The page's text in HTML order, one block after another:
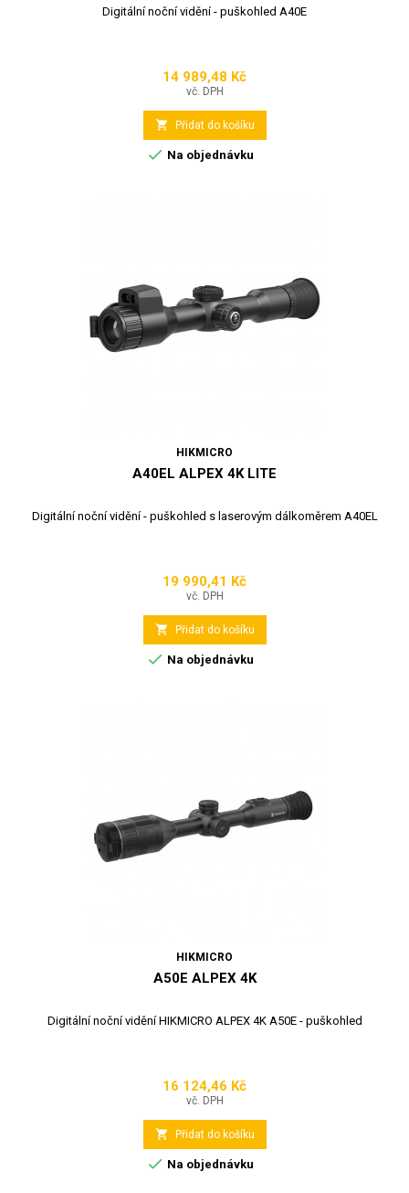
Digitální noční vidění - puškohled A40E
Cena
14 989,48 Kč
vč. DPH
 Přidat do košíku
 Na objednávku
HIKMICRO
A40EL ALPEX 4K LITE
Digitální noční vidění - puškohled s laserovým dálkoměrem A40EL
Cena
19 990,41 Kč
vč. DPH
 Přidat do košíku
 Na objednávku
HIKMICRO
A50E ALPEX 4K
Digitální noční vidění HIKMICRO ALPEX 4K A50E - puškohled
Cena
16 124,46 Kč
vč. DPH
 Přidat do košíku
 Na objednávku